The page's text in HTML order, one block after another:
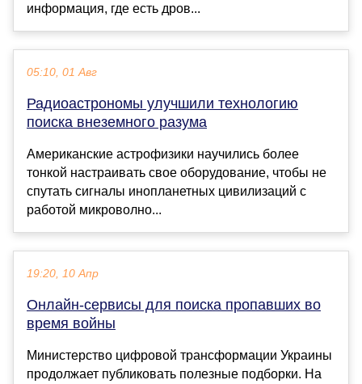
информация, где есть дров...
05:10, 01 Авг
Радиоастрономы улучшили технологию
поиска внеземного разума
Американские астрофизики научились более
тонкой настраивать свое оборудование, чтобы не
спутать сигналы инопланетных цивилизаций с
работой микроволно...
19:20, 10 Апр
Онлайн-сервисы для поиска пропавших во
время войны
Министерство цифровой трансформации Украины
продолжает публиковать полезные подборки. На